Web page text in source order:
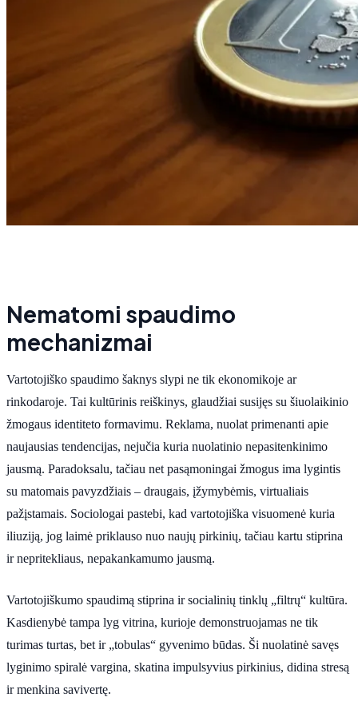
Nematomi spaudimo
mechanizmai
Vartotojiško spaudimo šaknys slypi ne tik ekonomikoje ar
rinkodaroje. Tai kultūrinis reiškinys, glaudžiai susijęs su šiuolaikinio
žmogaus identiteto formavimu. Reklama, nuolat primenanti apie
naujausias tendencijas, nejučia kuria nuolatinio nepasitenkinimo
jausmą. Paradoksalu, tačiau net pasąmoningai žmogus ima lygintis
su matomais pavyzdžiais – draugais, įžymybėmis, virtualiais
pažįstamais. Sociologai pastebi, kad vartotojiška visuomenė kuria
iliuziją, jog laimė priklauso nuo naujų pirkinių, tačiau kartu stiprina
ir nepritekliaus, nepakankamumo jausmą.
Vartotojiškumo spaudimą stiprina ir socialinių tinklų „filtrų“ kultūra.
Kasdienybė tampa lyg vitrina, kurioje demonstruojamas ne tik
turimas turtas, bet ir „tobulas“ gyvenimo būdas. Ši nuolatinė savęs
lyginimo spiralė vargina, skatina impulsyvius pirkinius, didina stresą
ir menkina savivertę.